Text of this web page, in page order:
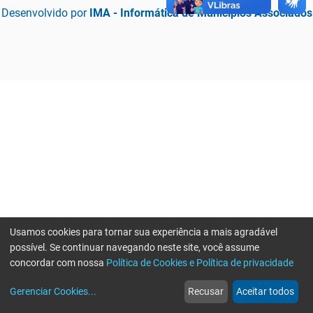
Desenvolvido por IMA - Informática de Municípios Associados
web
Notícias
more_horiz
Mais
Usamos cookies para tornar sua experiência a mais agradável
possível. Se continuar navegando neste site, você assume
concordar com nossa Política de Cookies e Política de privacidade
Gerenciar Cookies... Recusar Aceitar todos
Erro ao enviar informações, por favor tente novamente